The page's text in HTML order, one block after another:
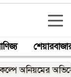
অভিযোগ,